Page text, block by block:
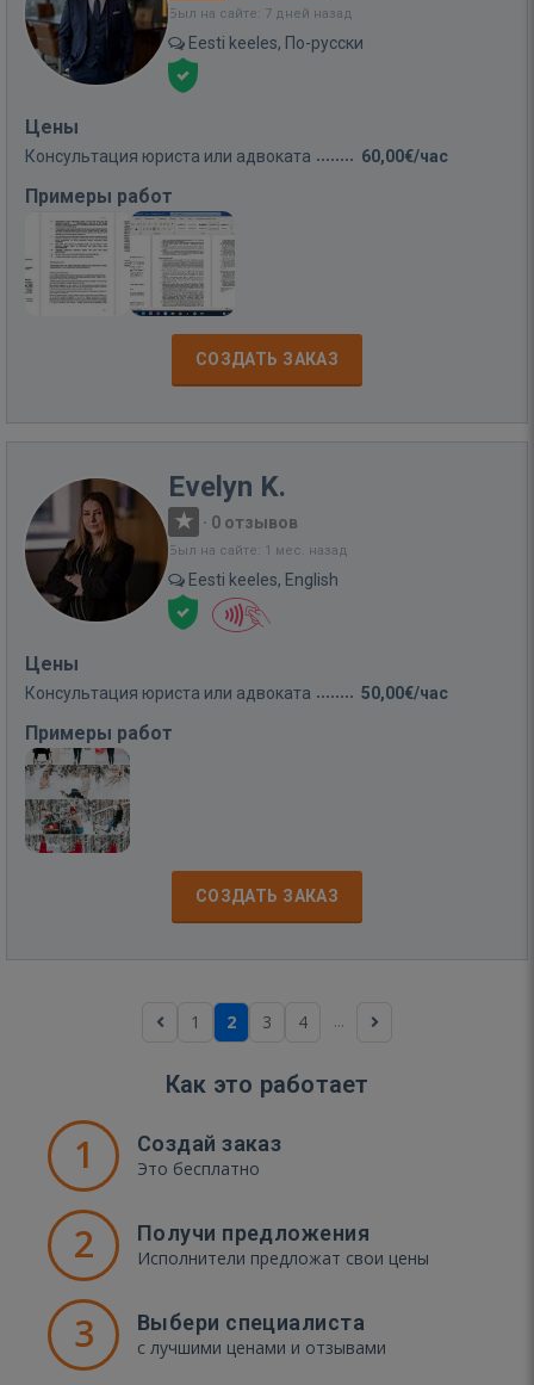
Был на сайте: 7 дней назад
Eesti keeles, По-русски
Цены
Консультация юриста или адвоката 60,00€/час
Примеры работ
СОЗДАТЬ ЗАКАЗ
Evelyn K.
· 0 отзывов
Был на сайте: 1 мес. назад
Eesti keeles, English
Цены
Консультация юриста или адвоката 50,00€/час
Примеры работ
СОЗДАТЬ ЗАКАЗ
1 2 3 4 ...
Как это работает
1 Создай заказ
Это бесплатно
2 Получи предложения
Исполнители предложат свои цены
3 Выбери специалиста
с лучшими ценами и отзывами